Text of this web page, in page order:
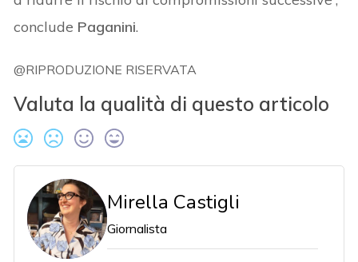
conclude Paganini.
@RIPRODUZIONE RISERVATA
Valuta la qualità di questo articolo
Mirella Castigli
Giornalista